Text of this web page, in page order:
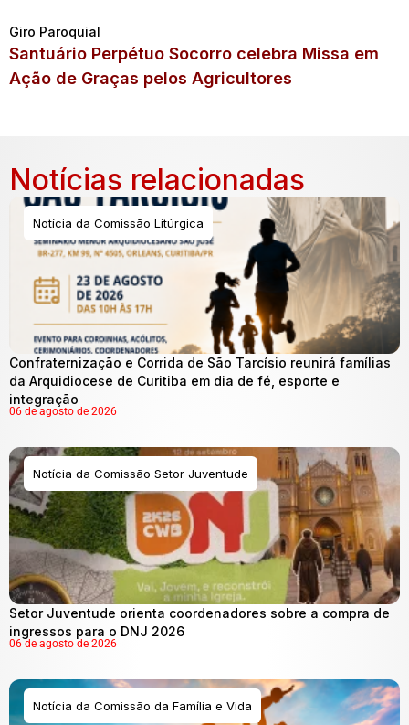
Giro Paroquial
Santuário Perpétuo Socorro celebra Missa em
Ação de Graças pelos Agricultores
Notícias relacionadas
Notícia da Comissão Litúrgica
Confraternização e Corrida de São Tarcísio reunirá famílias
da Arquidiocese de Curitiba em dia de fé, esporte e
integração
06 de agosto de 2026
Notícia da Comissão Setor Juventude
Setor Juventude orienta coordenadores sobre a compra de
ingressos para o DNJ 2026
06 de agosto de 2026
Notícia da Comissão da Família e Vida